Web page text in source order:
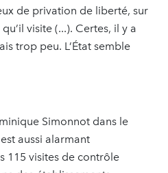
de privation de liberté, sur
visite (...). Certes, il y a
trop peu. L’État semble
Simonnot dans le
aussi alarmant
115 visites de contrôle